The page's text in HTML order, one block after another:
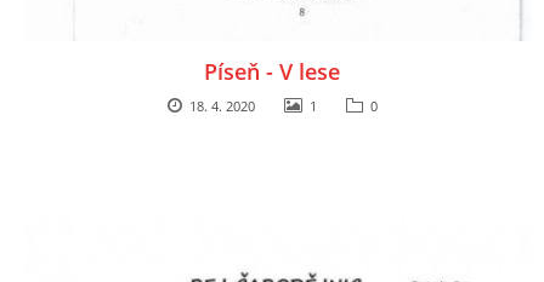
MONTESSORI AKTIVITAPíseň - V lese
18. 4. 2020 1 0